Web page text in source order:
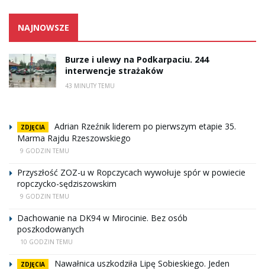
NAJNOWSZE
Burze i ulewy na Podkarpaciu. 244
interwencje strażaków
43 MINUTY TEMU
ZDJĘCIA
Adrian Rzeźnik liderem po pierwszym etapie 35.
Marma Rajdu Rzeszowskiego
9 GODZIN TEMU
Przyszłość ZOZ-u w Ropczycach wywołuje spór w powiecie
ropczycko-sędziszowskim
9 GODZIN TEMU
Dachowanie na DK94 w Mirocinie. Bez osób
poszkodowanych
10 GODZIN TEMU
ZDJĘCIA
Nawałnica uszkodziła Lipę Sobieskiego. Jeden